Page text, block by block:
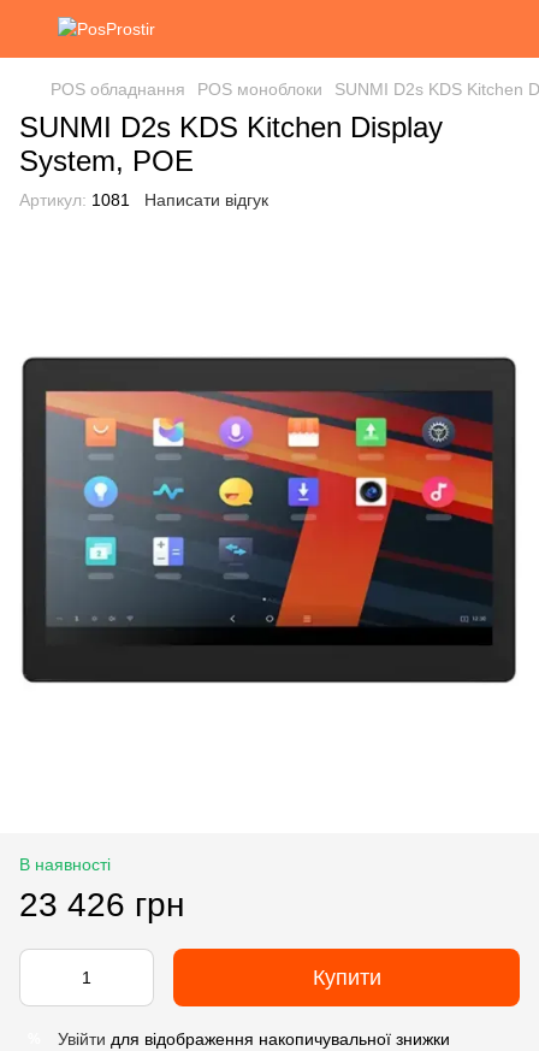
POS обладнання POS моноблоки SUNMI D2s KDS Kitchen
SUNMI D2s KDS Kitchen Display
System, POE
Артикул: 1081 Написати відгук
В наявності
23 426 грн
Купити
Увійти для відображення накопичувальної знижки